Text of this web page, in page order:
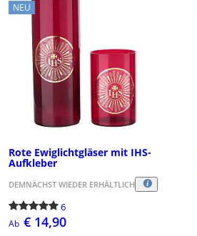
NEU
Rote Ewiglichtgläser mit IHS-
Aufkleber
DEMNÄCHST WIEDER ERHÄLTLICH
6
Ab € 14,90